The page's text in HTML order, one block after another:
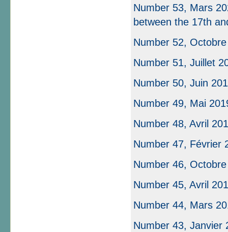
Number 53, Mars
between the 17th
Number 52,
Number 51, Juillet
Number 50, Juin
Number 49, Mai
Number 48, Avril
Number 47, Février
Number 46,
Number 45, Avril
Number 44, Mars
Number 43,